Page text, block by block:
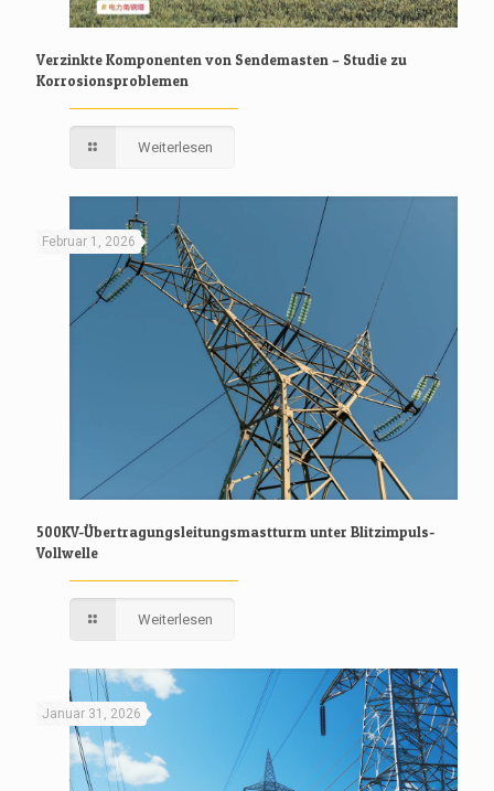
Verzinkte Komponenten von Sendemasten – Studie zu
Korrosionsproblemen
Weiterlesen
Februar 1, 2026
500KV-Übertragungsleitungsmastturm unter Blitzimpuls-
Vollwelle
Weiterlesen
Januar 31, 2026